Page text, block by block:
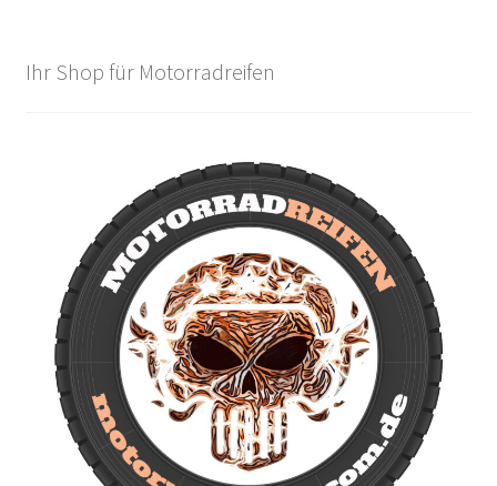
Ihr Shop für Motorradreifen